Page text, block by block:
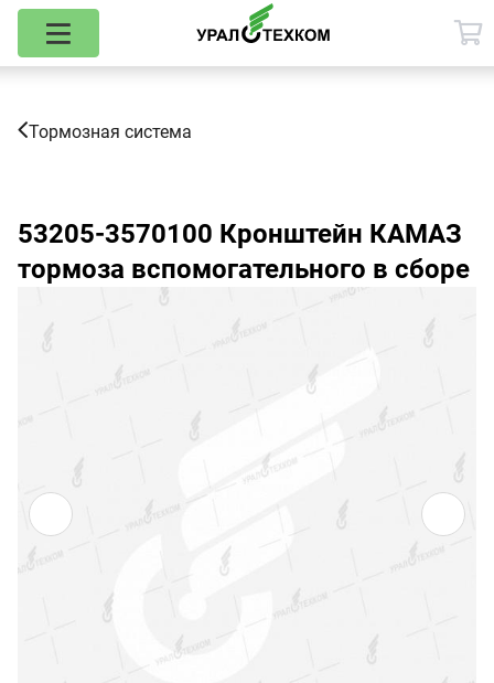
Тормозная система
53205-3570100 Кронштейн КАМАЗ
тормоза вспомогательного в сборе